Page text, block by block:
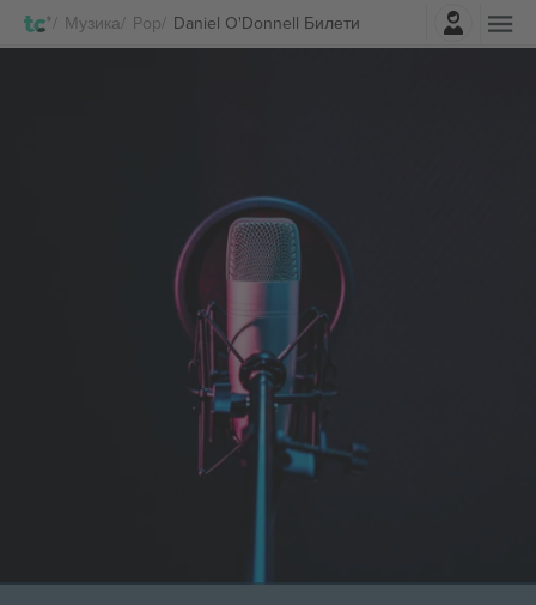
Музика Pop Daniel O'Donnell Билети
Најави се